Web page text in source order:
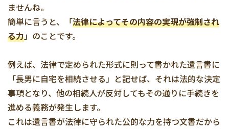
ませんね。
簡単に言うと、「法律によってその内容の実現が強制され
る力」のことです。
例えば、法律で定められた形式に則って書かれた遺言書に
「長男に自宅を相続させる」と記せば、それは法的な決定
事項となり、他の相続人が反対してもその通りに手続きを
進める義務が発生します。
これは遺言書が法律に守られた公的な力を持つ文書だから